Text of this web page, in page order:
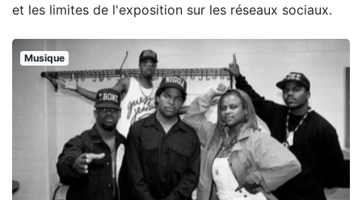
et les limites de l'exposition sur les réseaux sociaux.
Musique